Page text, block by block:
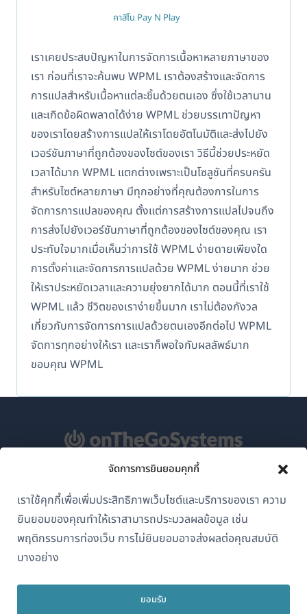
จัดการการยินยอมคุกกี้
เราใช้คุกกี้เพื่อเพิ่มประสิทธิภาพเว็บไซต์และบริการของเรา ความ
ยินยอมของคุณทำให้เราสามารถประมวลผลข้อมูล เช่น
พฤติกรรมการท่องเว็บ การไม่ยินยอมอาจส่งผลต่อคุณสมบัติ
บางอย่าง
ยอมรับ
คาสิโน Pay N Play
เราเคยประสบปัญหาในการจัดการเนื้อหาหลายภาษาของ
เรา ก่อนที่เราจะค้นพบ WPML เราต้องสร้างและจัดการ
การแปลสำหรับเนื้อหาแต่ละชิ้นด้วยตนเอง ซึ่งใช้เวลานาน
และเกิดข้อผิดพลาดได้ง่าย WPML ช่วยบรรเทาปัญหา
ของเราโดยสร้างการแปลให้เราโดยอัตโนมัติและส่งไปยัง
เวอร์ชันภาษาที่ถูกต้องของไซต์ของเรา วิธีนี้ช่วยประหยัด
เวลาได้มาก WPML แตกต่างเพราะเป็นโซลูชันที่ครบครัน
สำหรับไซต์หลายภาษา มีทุกอย่างที่คุณต้องการในการ
จัดการการแปลของคุณ ตั้งแต่การสร้างการแปลไปจนถึง
การส่งไปยังเวอร์ชันภาษาที่ถูกต้องของไซต์ของคุณ เรา
ประทับใจมากเมื่อเห็นว่าการใช้ WPML ง่ายดายเพียงใด
การตั้งค่าและจัดการการแปลด้วย WPML ง่ายมาก ช่วย
ให้เราประหยัดเวลาและความยุ่งยากได้มาก ตอนนี้ที่เราใช้
WPML แล้ว ชีวิตของเราง่ายขึ้นมาก เราไม่ต้องกังวล
เกี่ยวกับการจัดการการแปลด้วยตนเองอีกต่อไป WPML
จัดการทุกอย่างให้เรา และเราก็พอใจกับผลลัพธ์มาก
ขอบคุณ WPML
GDPR และนโยบายความเป็นส่วนตัว
เข้าร่วมทีมของเรา(เปิด
ใน
หน้าต่าง
ใน
หน้าต่าง
ใน